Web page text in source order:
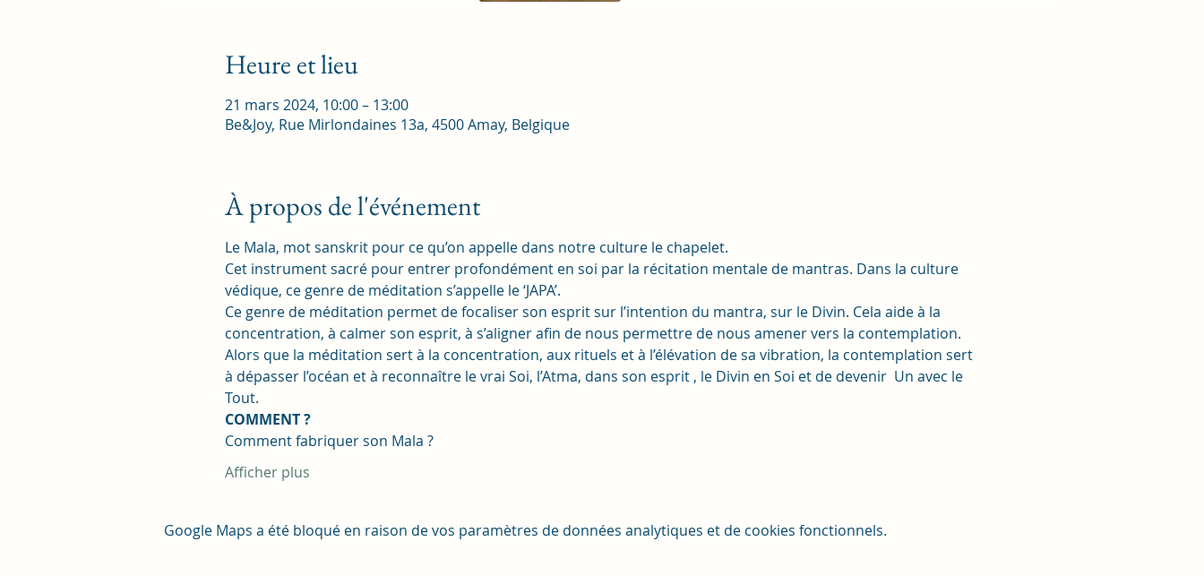
Heure et lieu
21 mars 2024, 10:00 – 13:00
Be&Joy, Rue Mirlondaines 13a, 4500 Amay, Belgique
À propos de l'événement
Le Mala, mot sanskrit pour ce qu’on appelle dans notre culture le chapelet.
Cet instrument sacré pour entrer profondément en soi par la récitation mentale de mantras. Dans la culture
védique, ce genre de méditation s’appelle le ‘JAPA’.
Ce genre de méditation permet de focaliser son esprit sur l’intention du mantra, sur le Divin. Cela aide à la
concentration, à calmer son esprit, à s’aligner afin de nous permettre de nous amener vers la contemplation.
Alors que la méditation sert à la concentration, aux rituels et à l’élévation de sa vibration, la contemplation sert
à dépasser l’océan et à reconnaître le vrai Soi, l’Atma, dans son esprit , le Divin en Soi et de devenir  Un avec le
Tout.
COMMENT ?
Comment fabriquer son Mala ?
Afficher plus
Google Maps a été bloqué en raison de vos paramètres de données analytiques et de cookies fonctionnels.